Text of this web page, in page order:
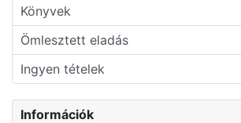
Könyvek
Ömlesztett eladás
Ingyen tételek
Információk